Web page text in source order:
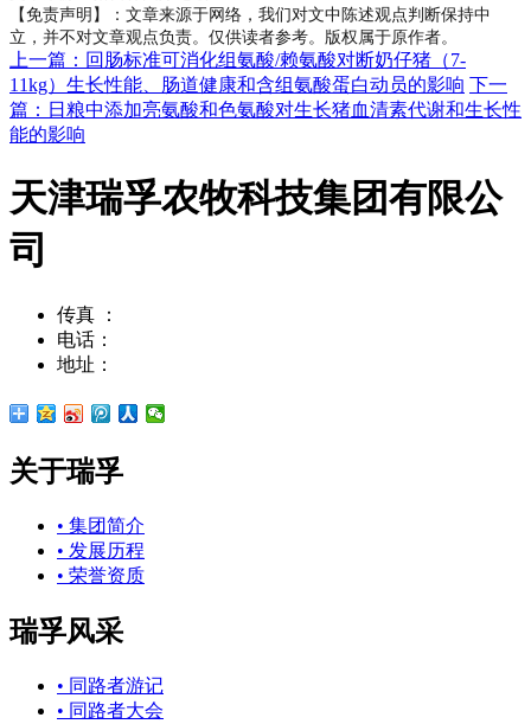
【免责声明】：文章来源于网络，我们对文中陈述观点判断保持中
立，并不对文章观点负责。仅供读者参考。版权属于原作者。
上一篇：回肠标准可消化组氨酸/赖氨酸对断奶仔猪（7-
11kg）生长性能、肠道健康和含组氨酸蛋白动员的影响 下一
篇：日粮中添加亮氨酸和色氨酸对生长猪血清素代谢和生长性
能的影响
天津瑞孚农牧科技集团有限公
司
传真 ：
电话：
地址：
关于瑞孚
• 集团简介
• 发展历程
• 荣誉资质
瑞孚风采
• 同路者游记
• 同路者大会